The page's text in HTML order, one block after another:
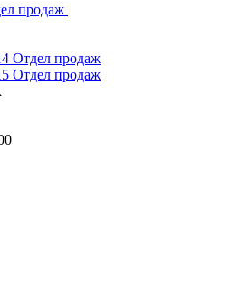
продаж
Отдел продаж
Отдел продаж